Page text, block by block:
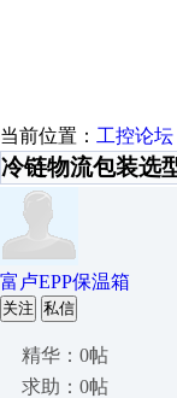
当前位置： 工控论坛
冷链物流包装选
富卢EPP保温箱
关注 私信
精华：0帖
求助：0帖